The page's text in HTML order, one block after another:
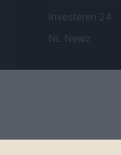
Investeren 24
NL Newz